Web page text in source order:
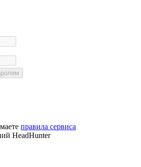
правила сервиса
HeadHunter